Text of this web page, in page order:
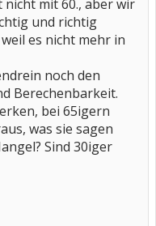
mit 60., aber wir
und richtig
es nicht mehr in
noch den
Berechenbarkeit.
bei 65igern
was sie sagen
Sind 30iger